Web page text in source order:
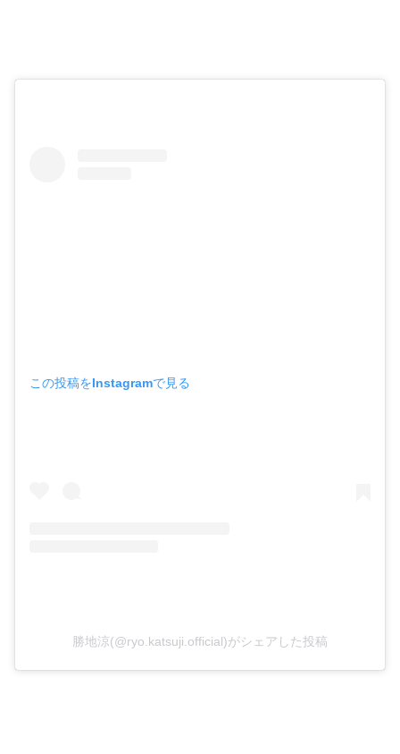
この投稿をInstagramで見る
勝地涼(@ryo.katsuji.official)がシェアした投稿